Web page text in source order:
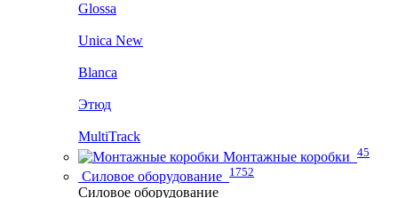
Glossa
Unica New
Blanca
Этюд
MultiTrack
Монтажные коробки 45
Силовое оборудование 1752
Силовое оборудование